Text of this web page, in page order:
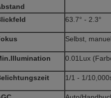
63.7° - 2.3°
Selbst,
0.01Lux
1/1 - 1/